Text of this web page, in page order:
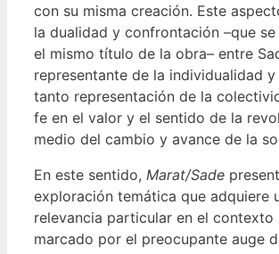
con su misma creación. Este
la dualidad y confrontación –que
el mismo título de la obra– entre
representante de la individualidad y
tanto representación de la
fe en el valor y el sentido de la
medio del cambio y avance de la
En este sentido, Marat/Sade
exploración temática que adquiere
relevancia particular en el contexto
marcado por el preocupante auge